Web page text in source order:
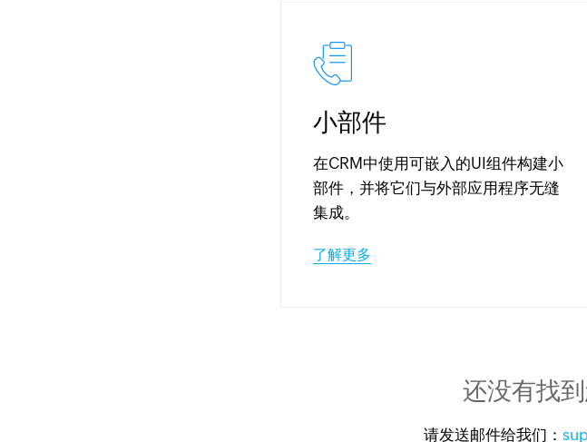
小部件
在CRM中使用可嵌入的UI组件构建小
部件，并将它们与外部应用程序无缝
集成。
了解更多
还没有找
请发送邮件给我们：